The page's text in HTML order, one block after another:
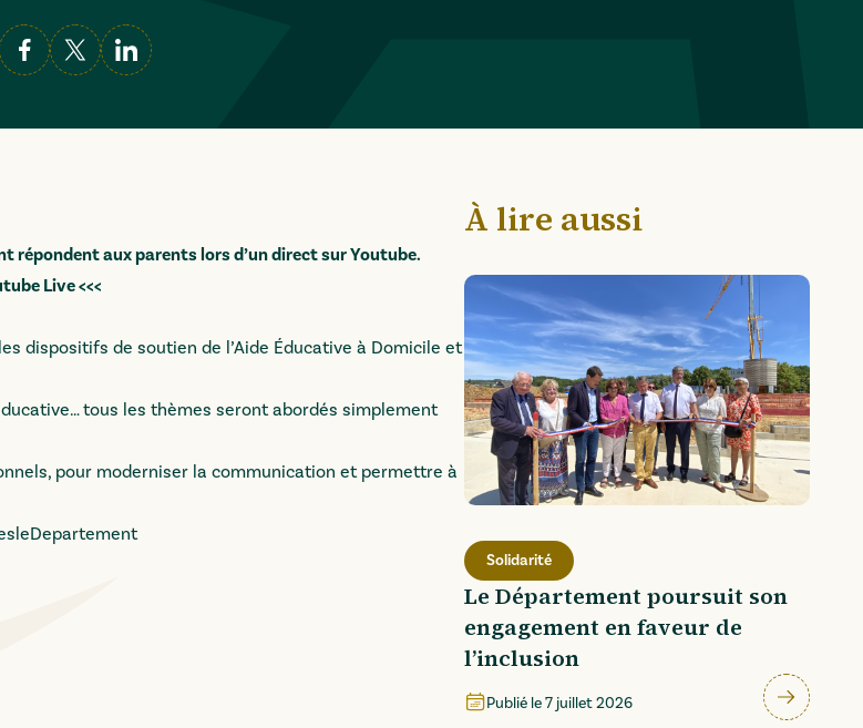
répondent aux parents lors d’un direct sur Youtube.
Live <<<
dispositifs de soutien de l’Aide Éducative à Domicile et
tous les thèmes seront abordés simplement
pour moderniser la communication et permettre à
" 2023_affiche_aide_educative_domicile_forum_interactif_web.pdf" (334.79 kO )
À lire aussi
Solidarité
Le Département poursuit son
engagement en faveur de
l’inclusion
Publié le7 juillet 2026